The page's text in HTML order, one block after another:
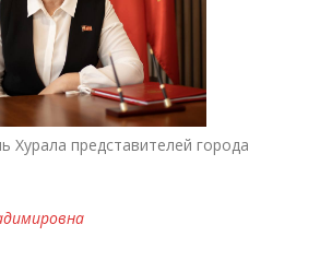
Хурала представителей города